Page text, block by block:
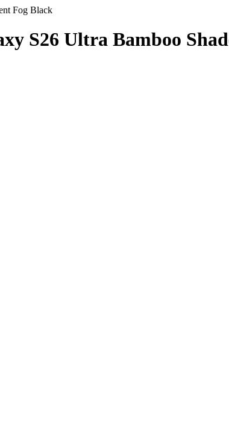
Fog Black
S26 Ultra Bamboo